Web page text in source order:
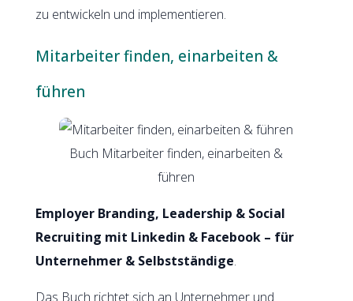
zu entwickeln und implementieren.
Mitarbeiter finden, einarbeiten &
führen
Buch Mitarbeiter finden, einarbeiten &
führen
Employer Branding, Leadership & Social
Recruiting mit Linkedin & Facebook – für
Unternehmer & Selbstständige.
Das Buch richtet sich an Unternehmer und